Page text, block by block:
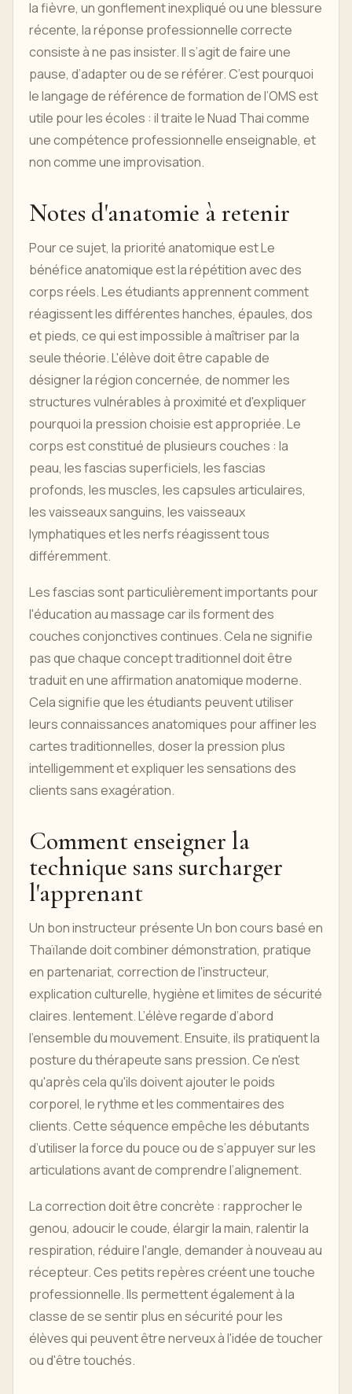
la fièvre, un gonflement inexpliqué ou une blessure
récente, la réponse professionnelle correcte
consiste à ne pas insister. Il s’agit de faire une
pause, d’adapter ou de se référer. C’est pourquoi
le langage de référence de formation de l’OMS est
utile pour les écoles : il traite le Nuad Thai comme
une compétence professionnelle enseignable, et
non comme une improvisation.
Notes d'anatomie à retenir
Pour ce sujet, la priorité anatomique est Le
bénéfice anatomique est la répétition avec des
corps réels. Les étudiants apprennent comment
réagissent les différentes hanches, épaules, dos
et pieds, ce qui est impossible à maîtriser par la
seule théorie. L'élève doit être capable de
désigner la région concernée, de nommer les
structures vulnérables à proximité et d'expliquer
pourquoi la pression choisie est appropriée. Le
corps est constitué de plusieurs couches : la
peau, les fascias superficiels, les fascias
profonds, les muscles, les capsules articulaires,
les vaisseaux sanguins, les vaisseaux
lymphatiques et les nerfs réagissent tous
différemment.
Les fascias sont particulièrement importants pour
l'éducation au massage car ils forment des
couches conjonctives continues. Cela ne signifie
pas que chaque concept traditionnel doit être
traduit en une affirmation anatomique moderne.
Cela signifie que les étudiants peuvent utiliser
leurs connaissances anatomiques pour affiner les
cartes traditionnelles, doser la pression plus
intelligemment et expliquer les sensations des
clients sans exagération.
Comment enseigner la
technique sans surcharger
l'apprenant
Un bon instructeur présente Un bon cours basé en
Thaïlande doit combiner démonstration, pratique
en partenariat, correction de l'instructeur,
explication culturelle, hygiène et limites de sécurité
claires. lentement. L’élève regarde d’abord
l’ensemble du mouvement. Ensuite, ils pratiquent la
posture du thérapeute sans pression. Ce n'est
qu'après cela qu'ils doivent ajouter le poids
corporel, le rythme et les commentaires des
clients. Cette séquence empêche les débutants
d’utiliser la force du pouce ou de s’appuyer sur les
articulations avant de comprendre l’alignement.
La correction doit être concrète : rapprocher le
genou, adoucir le coude, élargir la main, ralentir la
respiration, réduire l'angle, demander à nouveau au
récepteur. Ces petits repères créent une touche
professionnelle. Ils permettent également à la
classe de se sentir plus en sécurité pour les
élèves qui peuvent être nerveux à l'idée de toucher
ou d'être touchés.